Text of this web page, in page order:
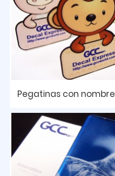
Pegatinas con nombre